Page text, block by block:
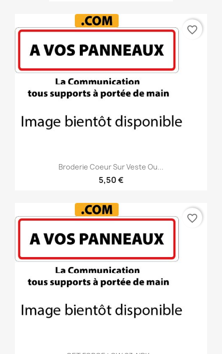
Broderie Coeur Sur Veste Ou...
5,50 €
favorite_border
favorite_border